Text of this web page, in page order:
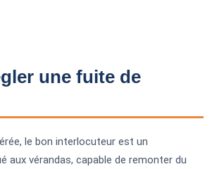
une fuite de
le bon interlocuteur est un
aux vérandas, capable de remonter du